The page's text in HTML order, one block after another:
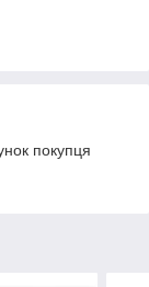
покупця